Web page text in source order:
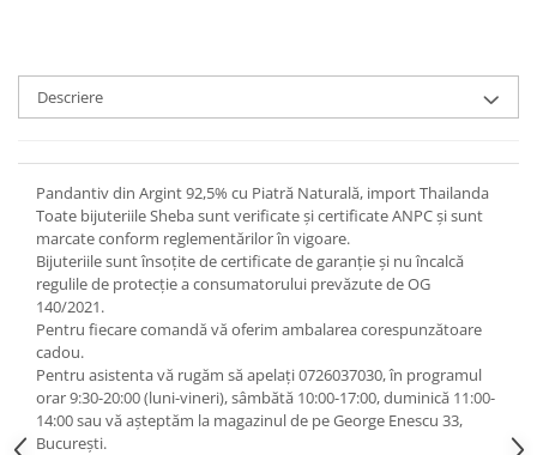
Descriere
Pandantiv din Argint 92,5% cu Piatră Naturală, import Thailanda
Toate bijuteriile Sheba sunt verificate şi certificate ANPC și sunt
marcate conform reglementărilor în vigoare.
Bijuteriile sunt însoţite de certificate de garanţie și nu încalcă
regulile de protecție a consumatorului prevăzute de OG
140/2021.
Pentru fiecare comandă vă oferim ambalarea corespunzătoare
cadou.
Pentru asistenta vă rugăm să apelați 0726037030, în programul
orar 9:30-20:00 (luni-vineri), sâmbătă 10:00-17:00, duminică 11:00-
14:00 sau vă așteptăm la magazinul de pe George Enescu 33,
București.